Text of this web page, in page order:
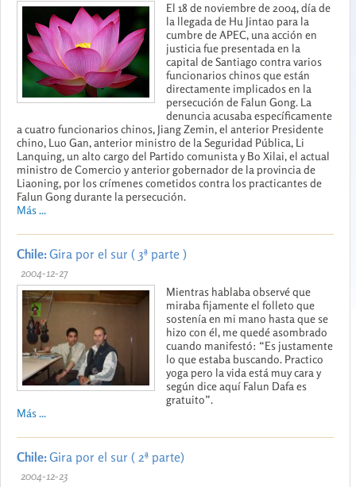
El 18 de noviembre de 2004, día de
la llegada de Hu Jintao para la
cumbre de APEC, una acción en
justicia fue presentada en la
capital de Santiago contra varios
funcionarios chinos que están
directamente implicados en la
persecución de Falun Gong. La
denuncia acusaba específicamente
a cuatro funcionarios chinos, Jiang Zemin, el anterior Presidente
chino, Luo Gan, anterior ministro de la Seguridad Pública, Li
Lanquing, un alto cargo del Partido comunista y Bo Xilai, el actual
ministro de Comercio y anterior gobernador de la provincia de
Liaoning, por los crímenes cometidos contra los practicantes de
Falun Gong durante la persecución.
Más ...
Chile:Gira por el sur ( 3ª parte )
2004-12-27
Mientras hablaba observé que
miraba fijamente el folleto que
sostenía en mi mano hasta que se
hizo con él, me quedé asombrado
cuando manifestó: “Es justamente
lo que estaba buscando. Practico
yoga pero la vida está muy cara y
según dice aquí Falun Dafa es
gratuito”.
Más ...
Chile:Gira por el sur ( 2ª parte)
2004-12-23